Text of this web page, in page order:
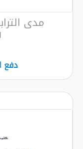
مدى
دفع